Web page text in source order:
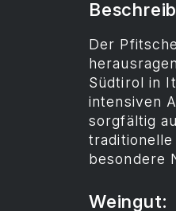
Der
Südtirol in
intensiven
sorgfältig
besondere
Weingut: